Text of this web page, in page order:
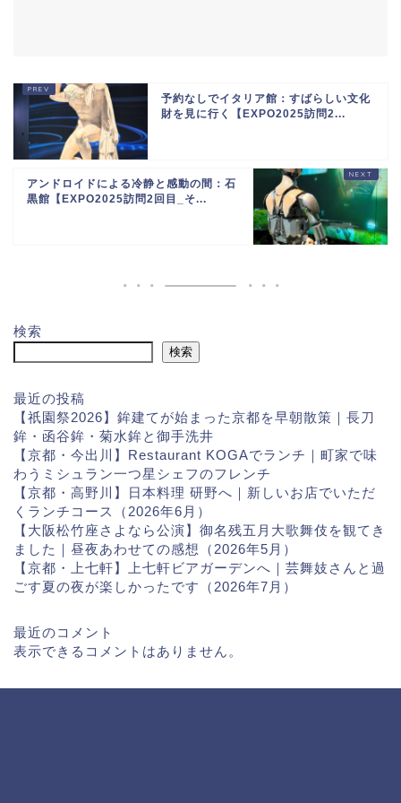
予約なしでイタリア館：すばらしい文化
財を見に行く【EXPO2025訪問2...
アンドロイドによる冷静と感動の間：石
黒館【EXPO2025訪問2回目_そ...
検索
検索
最近の投稿
【祇園祭2026】鉾建てが始まった京都を早朝散策｜長刀
鉾・函谷鉾・菊水鉾と御手洗井
【京都・今出川】Restaurant KOGAでランチ｜町家で味
わうミシュラン一つ星シェフのフレンチ
【京都・高野川】日本料理 研野へ｜新しいお店でいただ
くランチコース（2026年6月）
【大阪松竹座さよなら公演】御名残五月大歌舞伎を観てき
ました｜昼夜あわせての感想（2026年5月）
【京都・上七軒】上七軒ビアガーデンへ｜芸舞妓さんと過
ごす夏の夜が楽しかったです（2026年7月）
最近のコメント
表示できるコメントはありません。